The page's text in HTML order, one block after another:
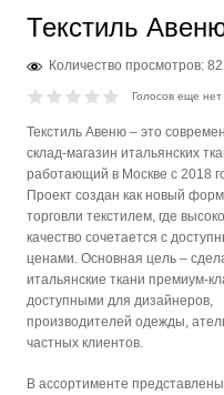
Текстиль
Количество просмотров: 82
Голосов еще нет
Текстиль Авеню – это
склад-магазин итальянских
работающий в Москве с 2018
Проект создан как новый
торговли текстилем, где
качество сочетается с
ценами. Основная цель –
итальянские ткани премиум-
доступными для дизайнеров,
производителей одежды,
частных клиентов.
В ассортименте